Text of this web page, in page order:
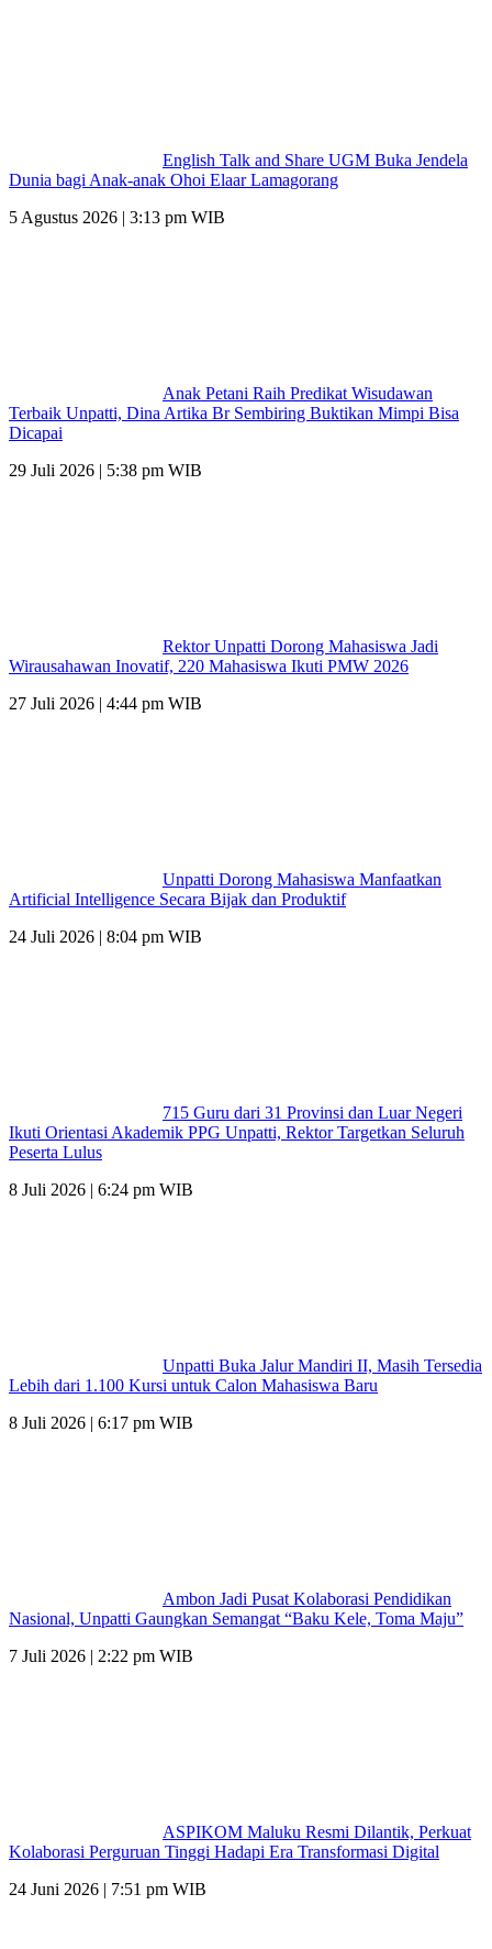
English Talk and Share UGM Buka Jendela
Dunia bagi Anak-anak Ohoi Elaar Lamagorang
5 Agustus 2026 | 3:13 pm WIB
Anak Petani Raih Predikat Wisudawan
Terbaik Unpatti, Dina Artika Br Sembiring Buktikan Mimpi Bisa
Dicapai
29 Juli 2026 | 5:38 pm WIB
Rektor Unpatti Dorong Mahasiswa Jadi
Wirausahawan Inovatif, 220 Mahasiswa Ikuti PMW 2026
27 Juli 2026 | 4:44 pm WIB
Unpatti Dorong Mahasiswa Manfaatkan
Artificial Intelligence Secara Bijak dan Produktif
24 Juli 2026 | 8:04 pm WIB
715 Guru dari 31 Provinsi dan Luar Negeri
Ikuti Orientasi Akademik PPG Unpatti, Rektor Targetkan Seluruh
Peserta Lulus
8 Juli 2026 | 6:24 pm WIB
Unpatti Buka Jalur Mandiri II, Masih Tersedia
Lebih dari 1.100 Kursi untuk Calon Mahasiswa Baru
8 Juli 2026 | 6:17 pm WIB
Ambon Jadi Pusat Kolaborasi Pendidikan
Nasional, Unpatti Gaungkan Semangat “Baku Kele, Toma Maju”
7 Juli 2026 | 2:22 pm WIB
ASPIKOM Maluku Resmi Dilantik, Perkuat
Kolaborasi Perguruan Tinggi Hadapi Era Transformasi Digital
24 Juni 2026 | 7:51 pm WIB